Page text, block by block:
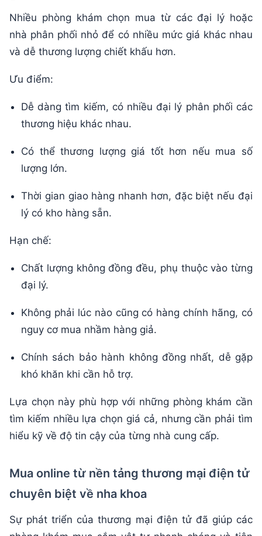
Nhiều phòng khám chọn mua từ các đại lý hoặc
nhà phân phối nhỏ để có nhiều mức giá khác nhau
và dễ thương lượng chiết khấu hơn.
Ưu điểm:
Dễ dàng tìm kiếm, có nhiều đại lý phân phối các
thương hiệu khác nhau.
Có thể thương lượng giá tốt hơn nếu mua số
lượng lớn.
Thời gian giao hàng nhanh hơn, đặc biệt nếu đại
lý có kho hàng sẵn.
Hạn chế:
Chất lượng không đồng đều, phụ thuộc vào từng
đại lý.
Không phải lúc nào cũng có hàng chính hãng, có
nguy cơ mua nhầm hàng giả.
Chính sách bảo hành không đồng nhất, dễ gặp
khó khăn khi cần hỗ trợ.
Lựa chọn này phù hợp với những phòng khám cần
tìm kiếm nhiều lựa chọn giá cả, nhưng cần phải tìm
hiểu kỹ về độ tin cậy của từng nhà cung cấp.
Mua online từ nền tảng thương mại điện tử
chuyên biệt về nha khoa
Sự phát triển của thương mại điện tử đã giúp các